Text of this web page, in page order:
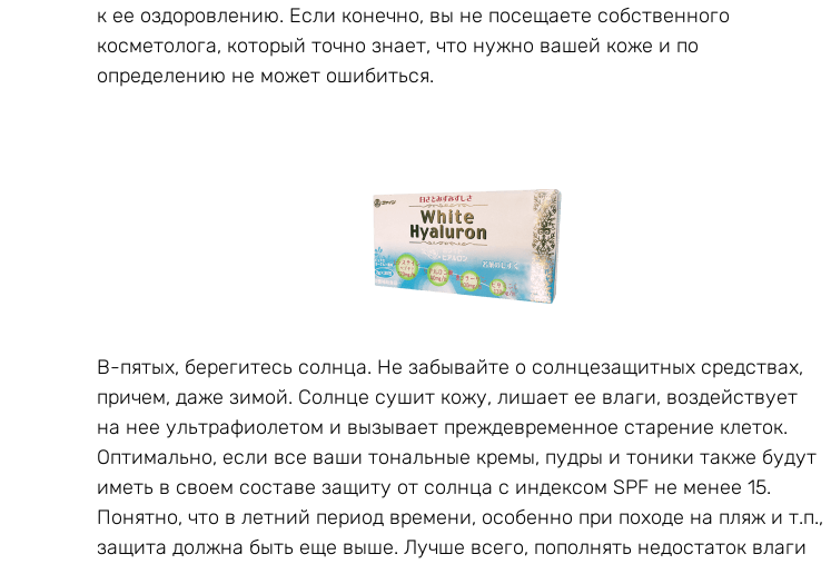
к ее оздоровлению. Если конечно, вы не посещаете собственного
косметолога, который точно знает, что нужно вашей коже и по
определению не может ошибиться.
В-пятых, берегитесь солнца. Не забывайте о солнцезащитных средствах,
причем, даже зимой. Солнце сушит кожу, лишает ее влаги, воздействует
на нее ультрафиолетом и вызывает преждевременное старение клеток.
Оптимально, если все ваши тональные кремы, пудры и тоники также будут
иметь в своем составе защиту от солнца с индексом SPF не менее 15.
Понятно, что в летний период времени, особенно при походе на пляж и т.п.,
защита должна быть еще выше. Лучше всего, пополнять недостаток влаги